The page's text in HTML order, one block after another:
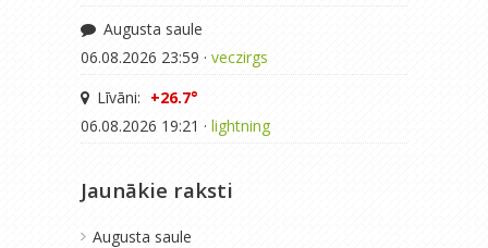
Augusta saule
06.08.2026 23:59 · veczirgs
Līvāni: +26.7°
06.08.2026 19:21 · lightning
Jaunākie raksti
Augusta saule